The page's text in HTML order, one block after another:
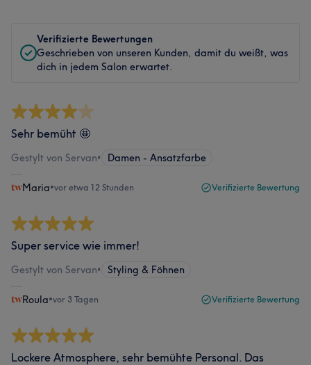
Verifizierte Bewertungen
Geschrieben von unseren Kunden, damit du weißt, was
dich in jedem Salon erwartet.
Sehr bemüht 🤩
Gestylt von Servan• Damen - Ansatzfarbe
Maria•vor etwa 12 Stunden Verifizierte Bewertung
Super service wie immer!
Gestylt von Servan• Styling & Föhnen
Roula•vor 3 Tagen Verifizierte Bewertung
Lockere Atmosphere, sehr bemühte Personal. Das